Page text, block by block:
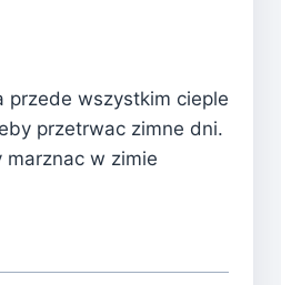
przede wszystkim cieple
przetrwac zimne dni.
marznac w zimie